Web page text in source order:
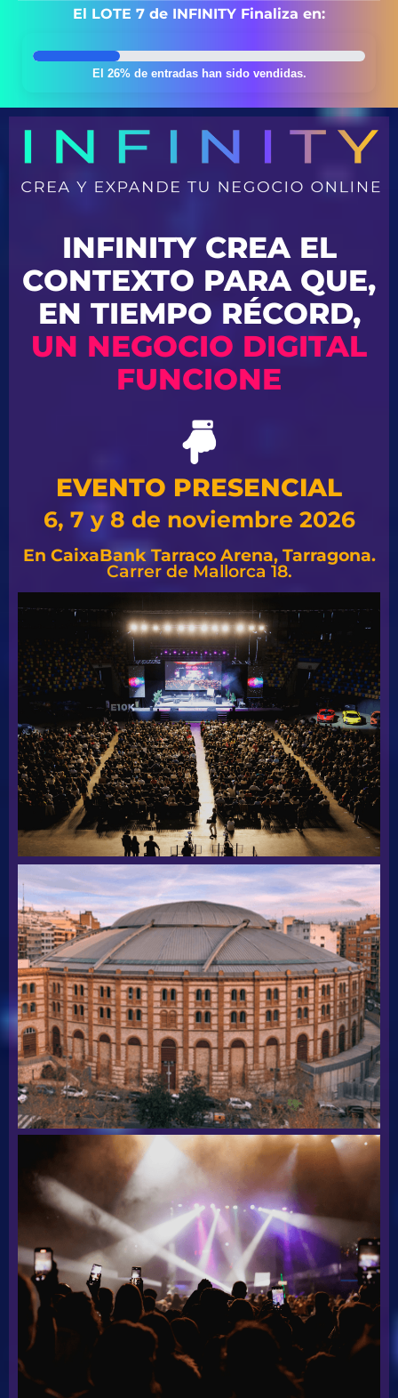
El LOTE 7 de INFINITY Finaliza en:
El 26% de entradas han sido vendidas.
INFINITY CREA EL
CONTEXTO PARA QUE,
EN TIEMPO RÉCORD,
UN NEGOCIO DIGITAL
FUNCIONE
EVENTO PRESENCIAL
6, 7 y 8 de noviembre 2026
En CaixaBank Tarraco Arena, Tarragona.
Carrer de Mallorca 18.